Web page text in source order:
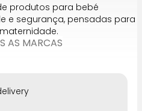
produtos para bebé
e segurança, pensadas para
AS MARCAS